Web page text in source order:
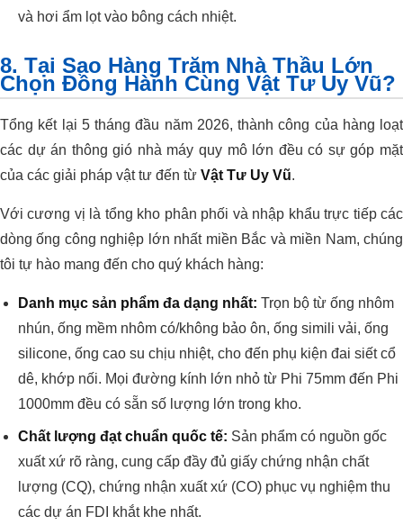
và hơi ẩm lọt vào bông cách nhiệt.
8. Tại Sao Hàng Trăm Nhà Thầu Lớn
Chọn Đồng Hành Cùng Vật Tư Uy Vũ?
Tổng kết lại 5 tháng đầu năm 2026, thành công của hàng loạt
các dự án thông gió nhà máy quy mô lớn đều có sự góp mặt
của các giải pháp vật tư đến từ Vật Tư Uy Vũ.
Với cương vị là tổng kho phân phối và nhập khẩu trực tiếp các
dòng ống công nghiệp lớn nhất miền Bắc và miền Nam, chúng
tôi tự hào mang đến cho quý khách hàng:
Danh mục sản phẩm đa dạng nhất: Trọn bộ từ ống nhôm
nhún, ống mềm nhôm có/không bảo ôn, ống simili vải, ống
silicone, ống cao su chịu nhiệt, cho đến phụ kiện đai siết cổ
dê, khớp nối. Mọi đường kính lớn nhỏ từ Phi 75mm đến Phi
1000mm đều có sẵn số lượng lớn trong kho.
Chất lượng đạt chuẩn quốc tế: Sản phẩm có nguồn gốc
xuất xứ rõ ràng, cung cấp đầy đủ giấy chứng nhận chất
lượng (CQ), chứng nhận xuất xứ (CO) phục vụ nghiệm thu
các dự án FDI khắt khe nhất.